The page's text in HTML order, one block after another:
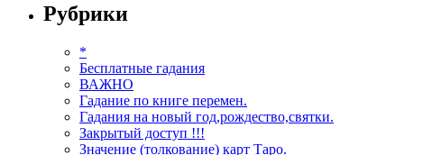
Рубрики
*
Бесплатные гадания
ВАЖНО
Гадание по книге перемен.
Гадания на новый год,рождество,святки.
Закрытый доступ !!!
Значение (толкование) карт Таро.